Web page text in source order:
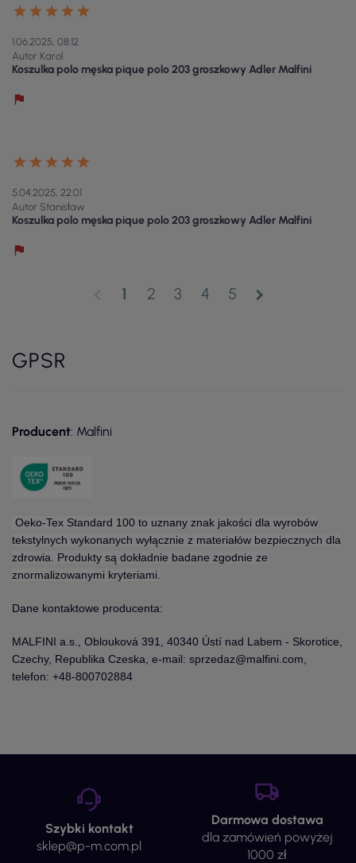
1.06.2025, 08:12
Autor Karol
Koszulka polo męska pique polo 203 groszkowy Adler Malfini
5.04.2025, 22:01
Autor Stanisław
Koszulka polo męska pique polo 203 groszkowy Adler Malfini
1 2 3 4 5 chevron_right
GPSR
Producent: Malfini
Oeko-Tex Standard 100 to uznany znak jakości dla wyrobów
tekstylnych wykonanych wyłącznie z materiałów bezpiecznych dla
zdrowia. Produkty są dokładnie badane zgodnie ze
znormalizowanymi kryteriami.
Dane kontaktowe producenta:
MALFINI a.s., Oblouková 391, 40340 Ústí nad Labem - Skorotice,
Czechy, Republika Czeska, e-mail: sprzedaz@malfini.com,
telefon: +48-800702884
Szybki kontakt
sklep@p-m.com.pl
Darmowa dostawa
dla zamówień powyżej
1000 zł